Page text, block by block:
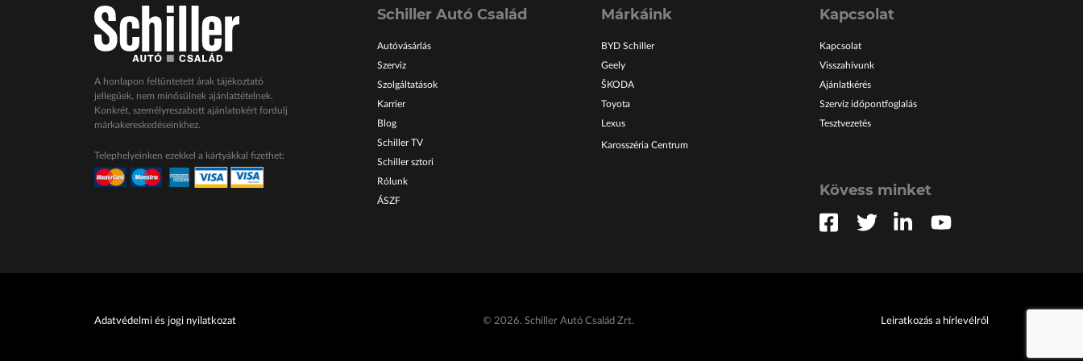
sabiendo que tus datos personales y transacciones están protegidos con los más altos estándares de
disponible las 24 horas del día, los 7 días de la semana, para responder a todas tus preguntas y brindarte
asistencia en caso de cualquier problema.
Las tendencias de moda que
dominan el mundo del juego
A honlapon feltüntetett árak tájékoztató
jellegűek, nem minősülnek ajánlattételnek.
Konkrét, személyreszabott ajánlatokért fordulj
márkakereskedéseinkhez.
Telephelyeinken ezekkel a kártyákkal fizethet:
Schiller Autó Család
Autóvásárlás
Szerviz
Szolgáltatások
Karrier
Blog
Schiller TV
Schiller sztori
Rólunk
ÁSZF
Márkáink
BYD Schiller
Geely
ŠKODA
Toyota
Lexus
Karosszéria Centrum
Kapcsolat
Kapcsolat
Visszahívunk
Ajánlatkérés
Szerviz időpontfoglalás
Tesztvezetés
Kövess minket
Adatvédelmi és jogi nyilatkozat © 2026. Schiller Autó Család Zrt. Leiratkozás a hírlevélről